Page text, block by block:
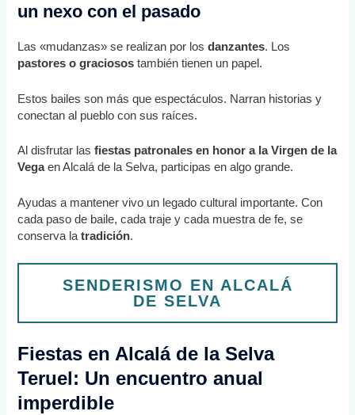
un nexo con el pasado
Las «mudanzas» se realizan por losdanzantes. Los
pastores o graciosos también tienen un papel.
Estos bailes son más que espectáculos. Narran historias y
conectan al pueblo con sus raíces.
Al disfrutar lasfiestas patronales en honor a la Virgen de la
Vegaen Alcalá de la Selva, participas en algo grande.
Ayudas a mantener vivo un legado cultural importante. Con
cada paso de baile, cada traje y cada muestra de fe, se
conserva latradición.
SENDERISMO EN ALCALÁ
DE SELVA
Fiestas en Alcalá de la Selva
Teruel: Un encuentro anual
imperdible